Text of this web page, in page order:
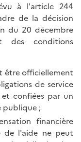
à l'article 244
de la décision
du 20 décembre
des conditions
être officiellement
de service
confiées par un
publique ;
financière
de l'aide ne peut